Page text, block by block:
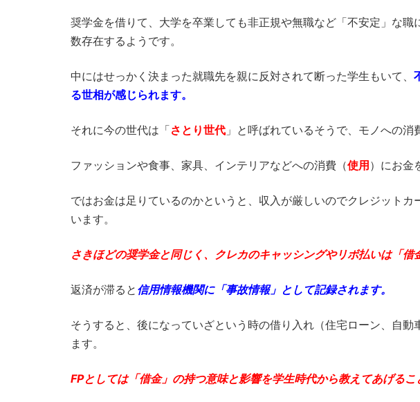
奨学金を借りて、大学を卒業しても非正規や無職など「不安定」な
数存在するようです。
中にはせっかく決まった就職先を親に反対されて断った学生もいて、
る世相が感じられます。
それに今の世代は「さとり世代 」と呼ばれているそうで、モノへの消
ファッションや食事、家具、インテリアなどへの消費（使用）にお金
ではお金は足りているのかというと、収入が厳しいのでクレジット
います。
さきほどの奨学金と同じく、クレカのキャッシングやリボ払いは「借
返済が滞ると 信用情報機関に「事故情報」として記録されます。
そうすると、後になっていざという時の借り入れ（住宅ローン、自
ます。
FPとしては「借金」の持つ意味と影響を学生時代から教えてあげるこ